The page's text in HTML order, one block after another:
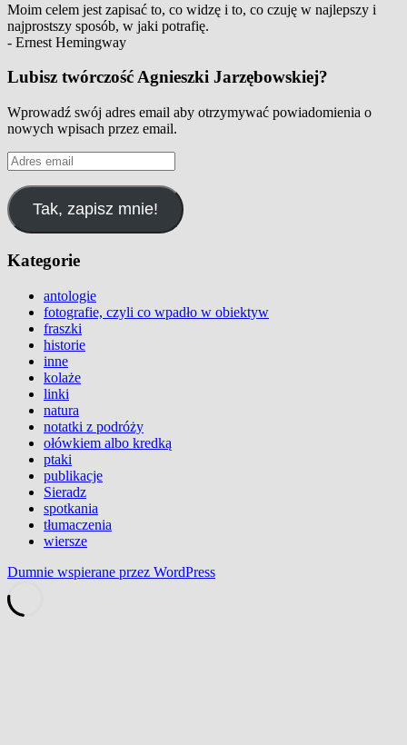
Moim celem jest zapisać to, co widzę i to, co czuję w najlepszy i
najprostszy sposób, w jaki potrafię.
- Ernest Hemingway
Lubisz twórczość Agnieszki Jarzębowskiej?
Wprowadź swój adres email aby otrzymywać powiadomienia o
nowych wpisach przez email.
Adres
email
Tak, zapisz mnie!
Kategorie
antologie
fotografie, czyli co wpadło w obiektyw
fraszki
historie
inne
kolaże
linki
natura
notatki z podróży
ołówkiem albo kredką
ptaki
publikacje
Sieradz
spotkania
tłumaczenia
wiersze
Dumnie wspierane przez WordPress